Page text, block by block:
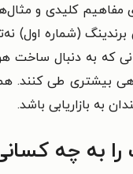
مفاهیم کلیدی و
(شماره اول)
که به دنبال ساخت
بیشتری طی کنند.
به بازاریابی باشد.
به چه